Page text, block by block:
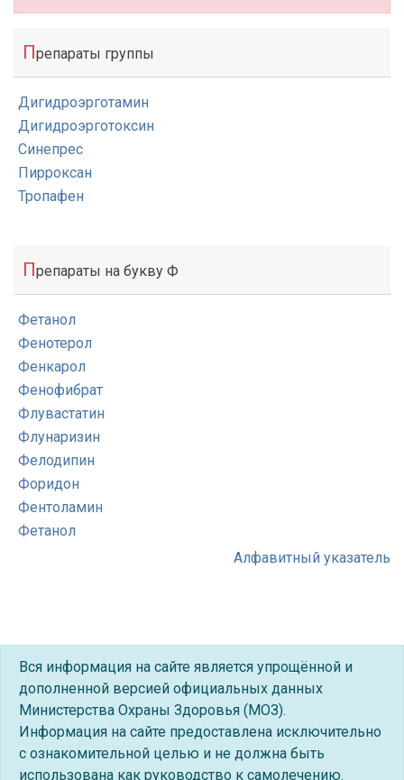
Препараты группы
Дигидроэрготамин
Дигидроэрготоксин
Синепрес
Пирроксан
Тропафен
Препараты на букву Ф
Фетанол
Фенотерол
Фенкарол
Фенофибрат
Флувастатин
Флунаризин
Фелодипин
Форидон
Фентоламин
Фетанол
Алфавитный указатель
Вся информация на сайте является упрощённой и
дополненной версией официальных данных
Министерства Охраны Здоровья (МОЗ).
Информация на сайте предоставлена исключительно
с ознакомительной целью и не должна быть
использована как руководство к самолечению.